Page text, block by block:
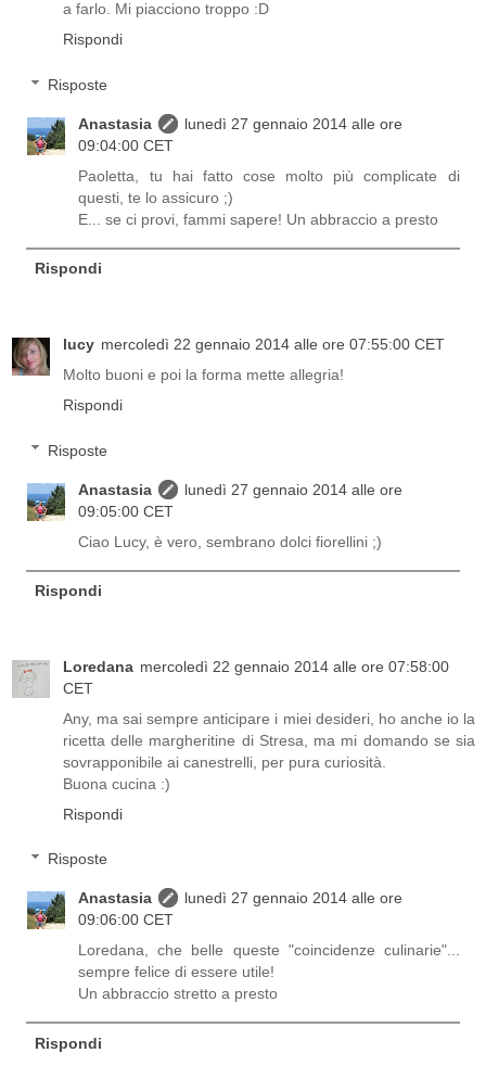
a farlo. Mi piacciono troppo :D
Rispondi
Risposte
Anastasia
lunedì 27 gennaio 2014 alle ore
09:04:00 CET
Paoletta, tu hai fatto cose molto più complicate di
questi, te lo assicuro ;)
E... se ci provi, fammi sapere! Un abbraccio a presto
Rispondi
lucy mercoledì 22 gennaio 2014 alle ore 07:55:00 CET
Molto buoni e poi la forma mette allegria!
Rispondi
Risposte
Anastasia
lunedì 27 gennaio 2014 alle ore
09:05:00 CET
Ciao Lucy, è vero, sembrano dolci fiorellini ;)
Rispondi
Loredana mercoledì 22 gennaio 2014 alle ore 07:58:00
CET
Any, ma sai sempre anticipare i miei desideri, ho anche io la
ricetta delle margheritine di Stresa, ma mi domando se sia
sovrapponibile ai canestrelli, per pura curiosità.
Buona cucina :)
Rispondi
Risposte
Anastasia
lunedì 27 gennaio 2014 alle ore
09:06:00 CET
Loredana, che belle queste "coincidenze culinarie"...
sempre felice di essere utile!
Un abbraccio stretto a presto
Rispondi